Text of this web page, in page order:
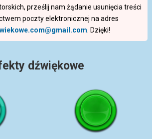
prześlij nam żądanie usunięcia treści
poczty elektronicznej na adres
. Dzięki!
dźwiękowe